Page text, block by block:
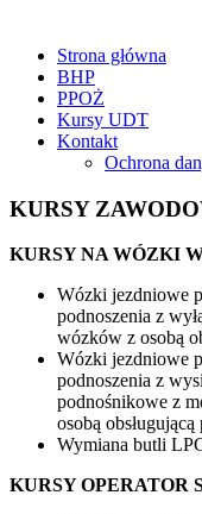
Strona główna
BHP
PPOŻ
Kursy UDT
Kontakt
Ochrona
KURSY
KURSY NA WÓZKI
Wózki jezdniowe
podnoszenia z
wózków z osobą
Wózki jezdniowe
podnoszenia z
podnośnikowe z
osobą
Wymiana butli
KURSY OPERATOR